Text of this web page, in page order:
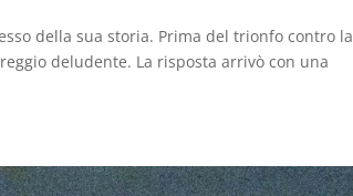
della sua storia. Prima del trionfo contro la
deludente. La risposta arrivò con una